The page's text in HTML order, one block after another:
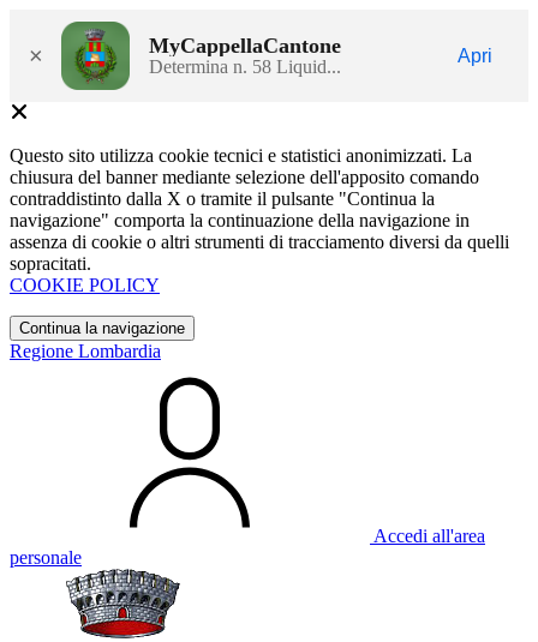
× MyCappellaCantone
Determina n. 58 Liquid...
Apri
Questo sito utilizza cookie tecnici e statistici anonimizzati. La
chiusura del banner mediante selezione dell'apposito comando
contraddistinto dalla X o tramite il pulsante "Continua la
navigazione" comporta la continuazione della navigazione in
assenza di cookie o altri strumenti di tracciamento diversi da quelli
sopracitati.
COOKIE POLICY
Continua la navigazione
Regione Lombardia
Accedi all'area
personale